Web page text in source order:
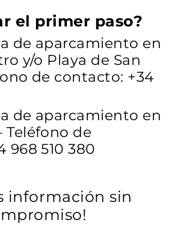
el primer paso?
de aparcamiento en
y/o Playa de San
de contacto: +34
de aparcamiento en
Teléfono de
968 510 380
información sin